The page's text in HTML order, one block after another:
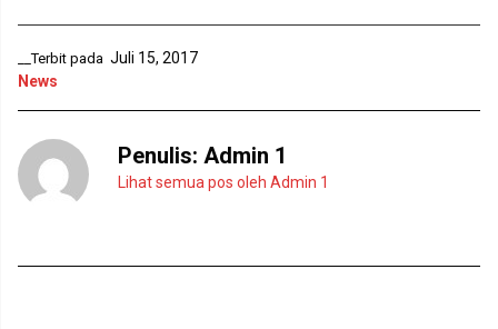
a
g
u
a
a
a
u
__Terbit pada Juli 15, 2017
News
Penulis: Admin 1
Lihat semua pos oleh Admin 1